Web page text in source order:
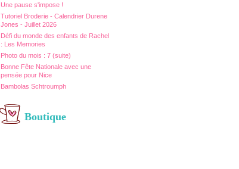
Une pause s'impose !
Tutoriel Broderie - Calendrier Durene
Jones - Juillet 2026
Défi du monde des enfants de Rachel
: Les Memories
Photo du mois : 7 (suite)
Bonne Fête Nationale avec une
pensée pour Nice
Bambolas Schtroumph
Boutique